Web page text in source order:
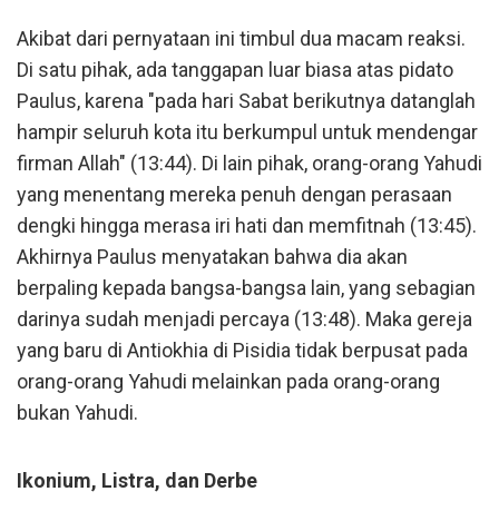
Akibat dari pernyataan ini timbul dua macam reaksi.
Di satu pihak, ada tanggapan luar biasa atas pidato
Paulus, karena "pada hari Sabat berikutnya datanglah
hampir seluruh kota itu berkumpul untuk mendengar
firman Allah" (13:44). Di lain pihak, orang-orang Yahudi
yang menentang mereka penuh dengan perasaan
dengki hingga merasa iri hati dan memfitnah (13:45).
Akhirnya Paulus menyatakan bahwa dia akan
berpaling kepada bangsa-bangsa lain, yang sebagian
darinya sudah menjadi percaya (13:48). Maka gereja
yang baru di Antiokhia di Pisidia tidak berpusat pada
orang-orang Yahudi melainkan pada orang-orang
bukan Yahudi.
Ikonium, Listra, dan Derbe